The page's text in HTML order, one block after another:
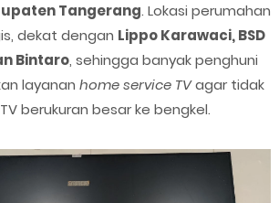
Tangerang. Lokasi perumahan
dekat dengan Lippo Karawaci, BSD
Bintaro, sehingga banyak penghuni
layanan home service TVagar tidak
berukuran besar ke bengkel.